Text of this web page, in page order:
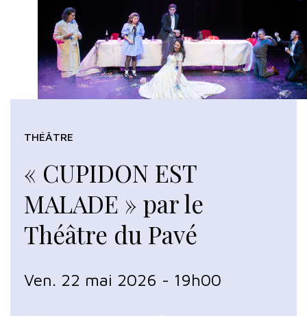
« CUPIDON EST
MALADE » par le
Théâtre du Pavé
THÉÂTRE
Ven. 22 mai 2026 - 19h00